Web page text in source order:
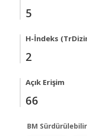
5
H-İndeks
2
Açık Erişim
66
BM